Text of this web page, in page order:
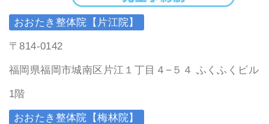
おおたき整体院【片江院】
〒814-0142
福岡県福岡市城南区片江１丁目４−５４ ふくふくビル
1階
おおたき整体院【梅林院】